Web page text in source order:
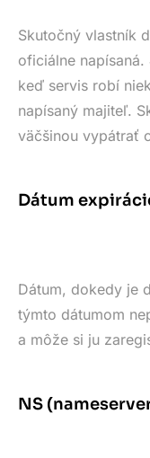
Skutočný vlastník
oficiálne
keď servis robí
napísaný majiteľ.
väčšinou vypátrať
Dátum
Dátum, dokedy je
týmto dátumom
a môže si ju
NS